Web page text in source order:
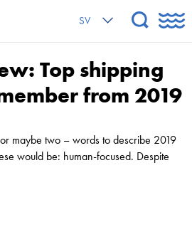
SV
Top shipping
from 2019
maybe two – words to describe 2019
would be: human-focused. Despite